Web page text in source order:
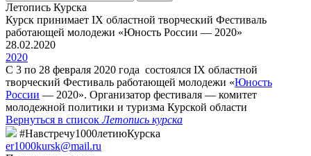
Летопись Курска
Курск принимает IX областной творческий Фестиваль
работающей молодежи «Юность России — 2020»
28.02.2020
2020
С 3 по 28 февраля 2020 года состоялся IX областной
творческий Фестиваль работающей молодежи «Юность
России — 2020». Организатор фестиваля — комитет
молодежной политики и туризма Курской области
Вернуться в списокЛетопись курска
#Навстречу1000летиюКурска
er1000kursk@mail.ru